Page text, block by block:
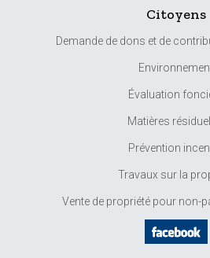
Citoyens
Demande de dons et de
Évaluation
Matières
Prévention
Travaux sur la
Vente de propriété pour non-